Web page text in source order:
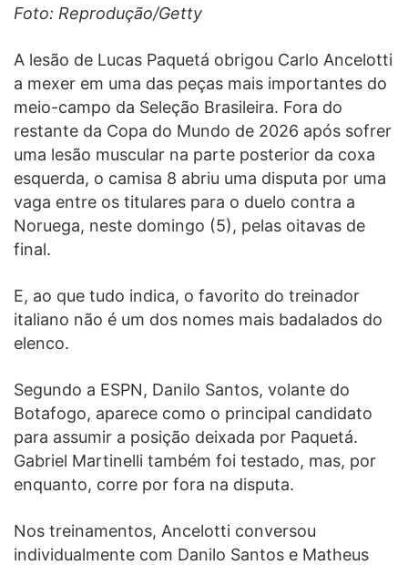
Foto: Reprodução/Getty
A lesão de Lucas Paquetá obrigou Carlo Ancelotti
a mexer em uma das peças mais importantes do
meio-campo da Seleção Brasileira. Fora do
restante da Copa do Mundo de 2026 após sofrer
uma lesão muscular na parte posterior da coxa
esquerda, o camisa 8 abriu uma disputa por uma
vaga entre os titulares para o duelo contra a
Noruega, neste domingo (5), pelas oitavas de
final.
E, ao que tudo indica, o favorito do treinador
italiano não é um dos nomes mais badalados do
elenco.
Segundo a ESPN, Danilo Santos, volante do
Botafogo, aparece como o principal candidato
para assumir a posição deixada por Paquetá.
Gabriel Martinelli também foi testado, mas, por
enquanto, corre por fora na disputa.
Nos treinamentos, Ancelotti conversou
individualmente com Danilo Santos e Matheus